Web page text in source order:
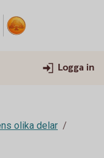
Logga in
olika delar